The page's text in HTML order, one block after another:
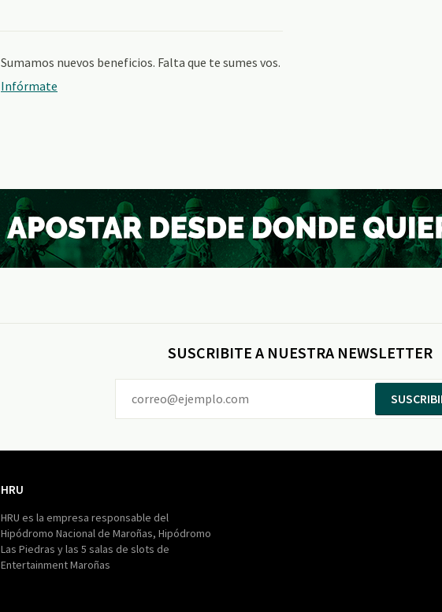
Sumamos nuevos beneficios. Falta que te sumes vos.
Infórmate
SUSCRIBITE A NUESTRA NEWSLETTER
HRU
HRU es la empresa responsable del
Hipódromo Nacional de Maroñas, Hipódromo
Las Piedras y las 5 salas de slots de
Entertainment Maroñas